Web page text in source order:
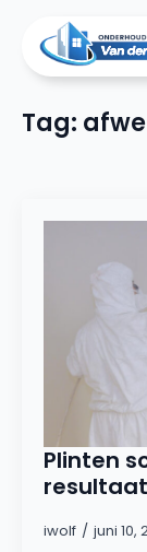
Tag:
Plinten
iwolf juni 10,